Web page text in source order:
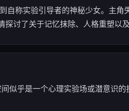
自称实验引导者的神秘少女。主
讨了关于记忆抹除、人格重塑以及
似乎是一个心理实验场或潜意识